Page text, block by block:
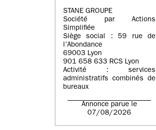
STANE GROUPE
Société par Actions
Simplifiée
Siège social : 59 rue de
l’Abondance
69003 Lyon
901 658 633 RCS Lyon
Activité : services
administratifs combinés de
bureaux
Annonce parue le
07/08/2026